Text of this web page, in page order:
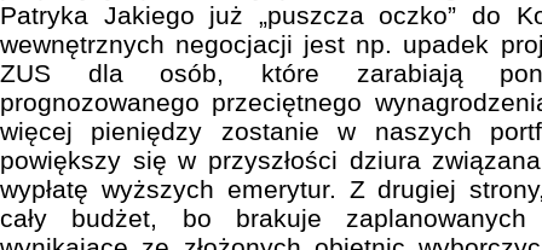
Patryka Jakiego już „puszcza oczko” do
wewnętrznych negocjacji jest np. upadek
ZUS dla osób, które zarabiają
prognozowanego przeciętnego
więcej pieniędzy zostanie w naszych
powiększy się w przyszłości dziura
wypłatę wyższych emerytur. Z drugiej
cały budżet, bo brakuje